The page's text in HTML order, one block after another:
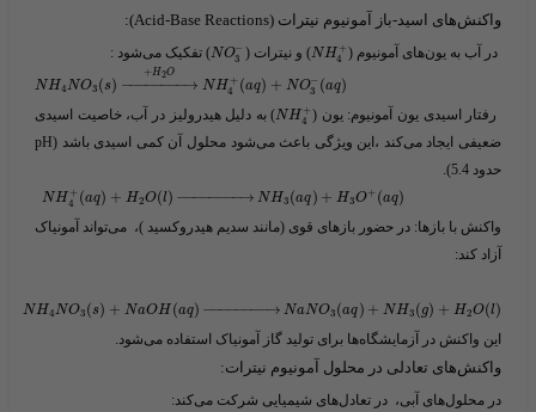
واکنش‌های اسید-باز آمونیوم نیترات (Acid-Base Reactions):
در آب به یون‌های آمونیوم (​ NH +
4
​) و نیترات (​ NO−
3
​) تفکیک می‌شود :
NH4NO3 (s) − →
−−−−−−−
+H2O
NH +
4
(aq) + NO−
3 (aq)
رفتار اسیدی یون آمونیوم: یون (​ NH +
4
​) به دلیل هیدرولیز در آب، خاصیت اسیدی
ضعیفی ایجاد می‌کند ،
این ویژگی باعث می‌شود محلول آن کمی اسیدی باشد (pH
حدود 5.4).
NH +
4
(aq) + H2O(l) − →
−−−−−−− NH3 (aq) + H3O+ (aq)
واکنش با بازها: در حضور بازهای قوی (مانند سدیم هیدروکسید )، می‌تواند آمونیاک
آزاد کند:
NH4NO3 (s) + NaOH (aq) − →
−−−−−−− NaNO3 (aq) + NH3 (g) + H2O(l)
این واکنش در آزمایشگاه‌ها برای تولید گاز آمونیاک استفاده می‌شود.
واکنش‌های تعادلی در محلول آمونیوم نیترات:
در محلول‌های آبی، در تعادل‌های شیمیایی شرکت می‌کند: